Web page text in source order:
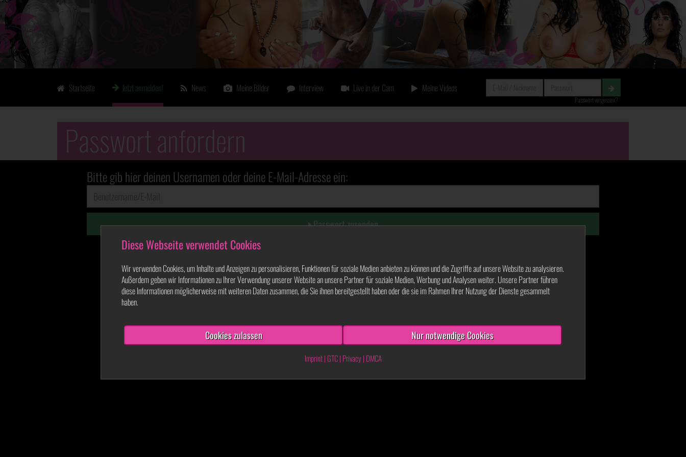
Diese Webseite verwendet Cookies
Wir verwenden Cookies, um Inhalte und Anzeigen zu personalisieren, Funktionen für soziale Medien anbieten zu können und die Zugriffe auf unsere Website zu analysieren.
Außerdem geben wir Informationen zu Ihrer Verwendung unserer Website an unsere Partner für soziale Medien, Werbung und Analysen weiter. Unsere Partner führen
diese Informationen möglicherweise mit weiteren Daten zusammen, die Sie ihnen bereitgestellt haben oder die sie im Rahmen Ihrer Nutzung der Dienste gesammelt
haben.
Cookies zulassen Nur notwendige Cookies
Imprint| GTC| Privacy| DMCA
Startseite Jetzt anmelden! News Meine Bilder Interview Live in der Cam Meine Videos
Passwort vergessen?
Passwort anfordern
Bitte gib hier deinen Usernamen oder deine E-Mail-Adresse ein:
Passwort zusenden